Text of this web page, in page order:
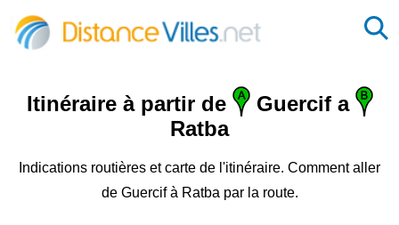
Itinéraire à partir de
Guercif a
Ratba
Indications routières et carte de l'itinéraire. Comment aller
de Guercif à Ratba par la route.